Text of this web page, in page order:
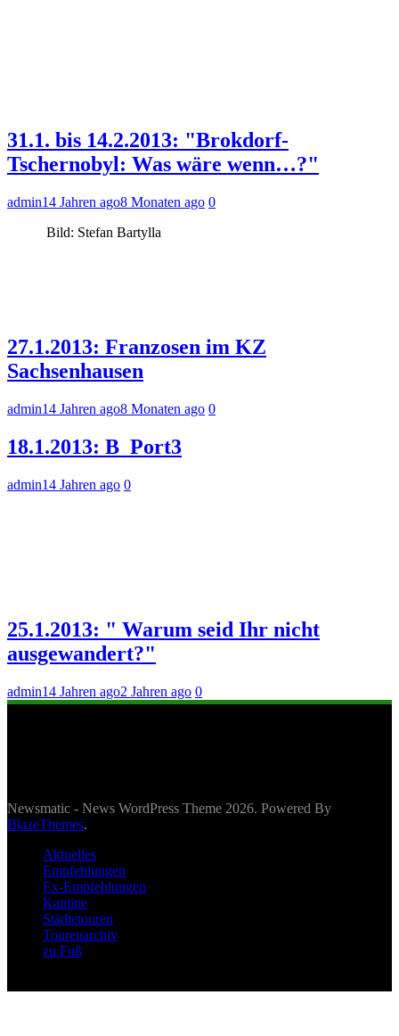
31.1. bis 14.2.2013: "Brokdorf-
Tschernobyl: Was wäre wenn…?"
admin14 Jahren ago8 Monaten ago 0
Bild: Stefan Bartylla
27.1.2013: Franzosen im KZ
Sachsenhausen
admin14 Jahren ago8 Monaten ago 0
18.1.2013: B_Port3
admin14 Jahren ago 0
25.1.2013: " Warum seid Ihr nicht
ausgewandert?"
admin14 Jahren ago2 Jahren ago 0
Newsmatic - News WordPress Theme 2026. Powered By
BlazeThemes.
Aktuelles
Empfehlungen
Ex-Empfehlungen
Kantine
Städtetouren
Tourenarchiv
zu Fuß